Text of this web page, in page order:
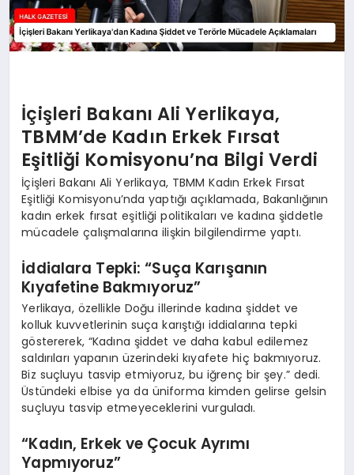
İçişleri Bakanı Ali Yerlikaya,
TBMM’de Kadın Erkek Fırsat
Eşitliği Komisyonu’na Bilgi Verdi
İçişleri Bakanı Ali Yerlikaya, TBMM Kadın Erkek Fırsat
Eşitliği Komisyonu’nda yaptığı açıklamada, Bakanlığının
kadın erkek fırsat eşitliği politikaları ve kadına şiddetle
mücadele çalışmalarına ilişkin bilgilendirme yaptı.
İddialara Tepki: “Suça Karışanın
Kıyafetine Bakmıyoruz”
Yerlikaya, özellikle Doğu illerinde kadına şiddet ve
kolluk kuvvetlerinin suça karıştığı iddialarına tepki
göstererek, “Kadına şiddet ve daha kabul edilemez
saldırıları yapanın üzerindeki kıyafete hiç bakmıyoruz.
Biz suçluyu tasvip etmiyoruz, bu iğrenç bir şey.” dedi.
Üstündeki elbise ya da üniforma kimden gelirse gelsin
suçluyu tasvip etmeyeceklerini vurguladı.
“Kadın, Erkek ve Çocuk Ayrımı
Yapmıyoruz”